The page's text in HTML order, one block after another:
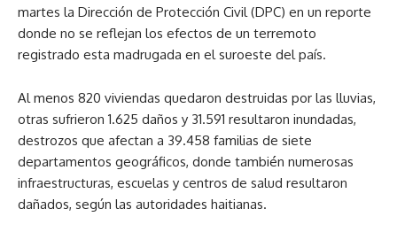
martes la Dirección de Protección Civil (DPC) en un reporte
donde no se reflejan los efectos de un terremoto
registrado esta madrugada en el suroeste del país.
Al menos 820 viviendas quedaron destruidas por las lluvias,
otras sufrieron 1.625 daños y 31.591 resultaron inundadas,
destrozos que afectan a 39.458 familias de siete
departamentos geográficos, donde también numerosas
infraestructuras, escuelas y centros de salud resultaron
dañados, según las autoridades haitianas.